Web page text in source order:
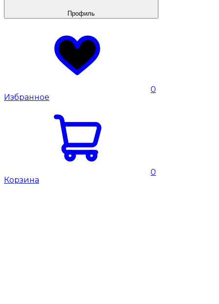
Профиль
0
Избранное
0
Корзина